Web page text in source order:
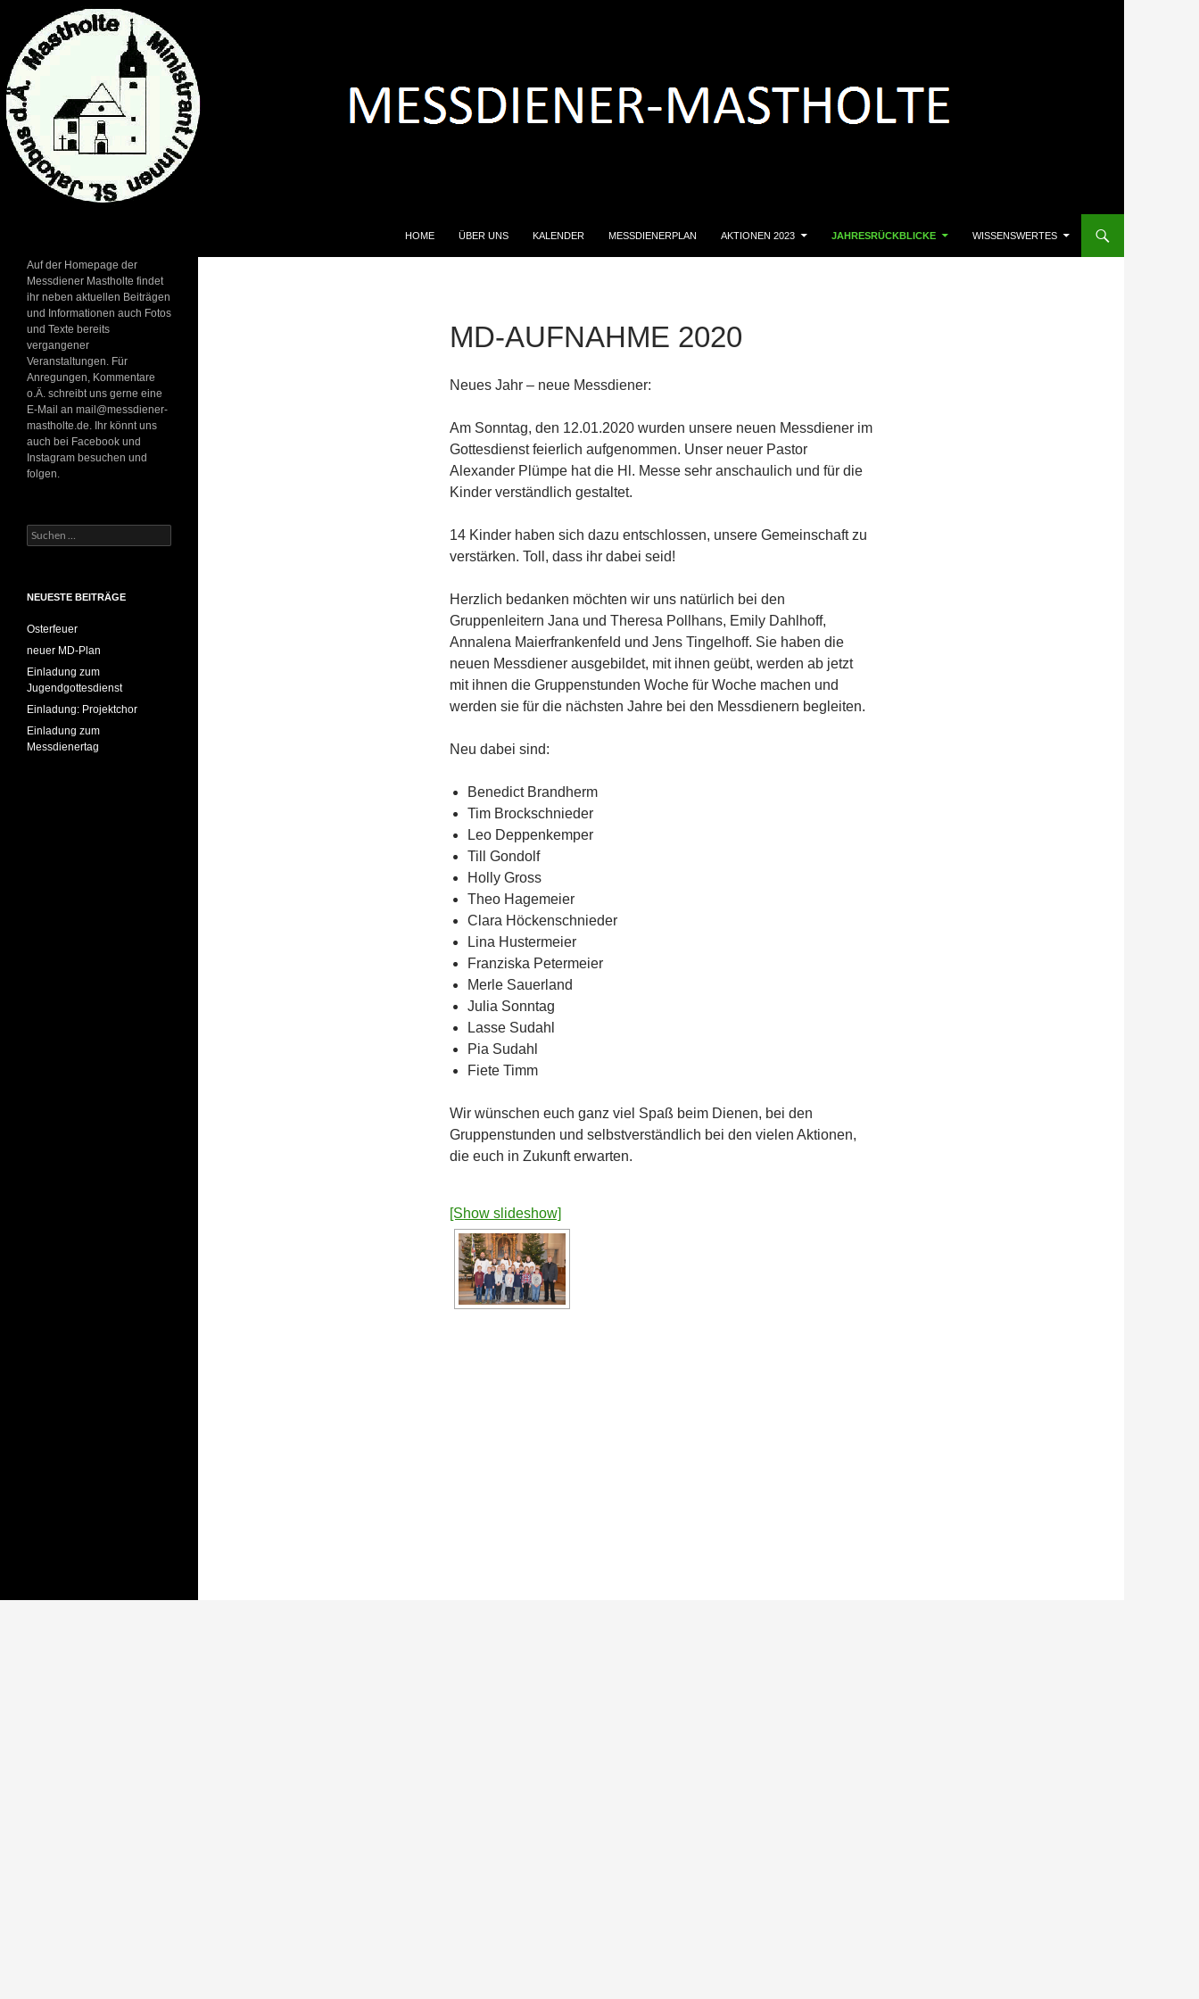
HOME
ÜBER UNS KALENDER MESSDIENERPLAN AKTIONEN 2023 JAHRESRÜCKBLICKE WISSENSWERTES
MD-AUFNAHME 2020
Neues Jahr – neue Messdiener:
Am Sonntag, den 12.01.2020 wurden unsere neuen Messdiener im
Gottesdienst feierlich aufgenommen. Unser neuer Pastor
Alexander Plümpe hat die Hl. Messe sehr anschaulich und für die
Kinder verständlich gestaltet.
14 Kinder haben sich dazu entschlossen, unsere Gemeinschaft zu
verstärken. Toll, dass ihr dabei seid!
Herzlich bedanken möchten wir uns natürlich bei den
Gruppenleitern Jana und Theresa Pollhans, Emily Dahlhoff,
Annalena Maierfrankenfeld und Jens Tingelhoff. Sie haben die
neuen Messdiener ausgebildet, mit ihnen geübt, werden ab jetzt
mit ihnen die Gruppenstunden Woche für Woche machen und
werden sie für die nächsten Jahre bei den Messdienern begleiten.
Neu dabei sind:
Benedict Brandherm
Tim Brockschnieder
Leo Deppenkemper
Till Gondolf
Holly Gross
Theo Hagemeier
Clara Höckenschnieder
Lina Hustermeier
Franziska Petermeier
Merle Sauerland
Julia Sonntag
Lasse Sudahl
Pia Sudahl
Fiete Timm
Wir wünschen euch ganz viel Spaß beim Dienen, bei den
Gruppenstunden und selbstverständlich bei den vielen Aktionen,
die euch in Zukunft erwarten.
[Show slideshow]
Auf der Homepage der
Messdiener Mastholte findet
ihr neben aktuellen Beiträgen
und Informationen auch Fotos
und Texte bereits
vergangener
Veranstaltungen. Für
Anregungen, Kommentare
o.Ä. schreibt uns gerne eine
E-Mail an mail@messdiener-
mastholte.de. Ihr könnt uns
auch bei Facebook und
Instagram besuchen und
folgen.
Suchen
nach:
NEUESTE BEITRÄGE
Osterfeuer
neuer MD-Plan
Einladung zum
Jugendgottesdienst
Einladung: Projektchor
Einladung zum
Messdienertag